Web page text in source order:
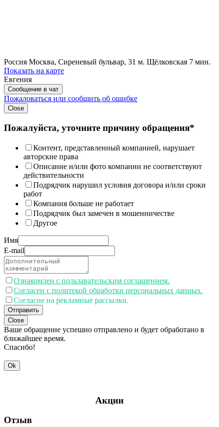
Россия Москва, Сиреневый бульвар, 31 м. Щёлковская 7 мин.
Показать на карте
Евгения
Сообщение в чат
Пожаловаться или сообщить об ошибке
Close
Пожалуйста, уточните причину обращения*
Контент, представленный компанией, нарушает
авторские права
Описание и/или фото компании не соответствуют
действительности
Подрядчик нарушил условия договора и/или сроки
работ
Компания больше не работает
Подрядчик был замечен в мошенничестве
Другое
Имя
E-mail
Ознакомлен с пользавательским соглашением.
Согласен с политекой обработки персональных данных.
Согласие на рекламные рассылки.
Отправить
Close
Ваше обращение успешно отправлено и будет обработано в
ближайшее время.
Спасибо!
Ok
Акции
Отзыв